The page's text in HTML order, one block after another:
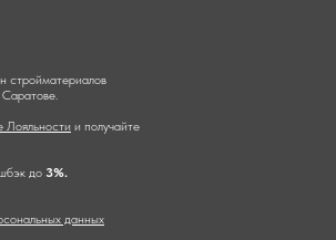
стройматериалов
Лояльности и получайте
до 3%.
данных